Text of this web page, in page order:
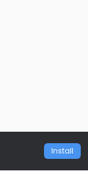
Install